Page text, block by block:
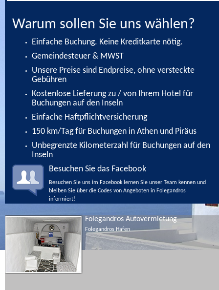
Warum sollen Sie uns wählen?
Einfache Buchung. Keine Kreditkarte nötig.
Gemeindesteuer & MWST
Unsere Preise sind Endpreise, ohne versteckte
Gebühren
Kostenlose Lieferung zu / von Ihrem Hotel für
Buchungen auf den Inseln
Einfache Haftpflichtversicherung
150 km/Tag für Buchungen in Athen und Piräus
Unbegrenzte Kilometerzahl für Buchungen auf den
Inseln
Besuchen Sie das Facebook
Besuchen Sie uns im Facebook lernen Sie unser Team kennen und
bleiben Sie über die Codes von Angeboten in Folegandros
informiert!
Folegandros Autovermietung
Folegandros Hafen